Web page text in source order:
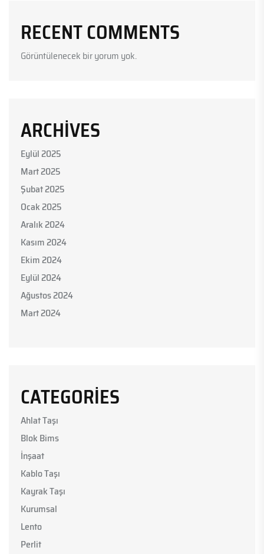
RECENT COMMENTS
Görüntülenecek bir yorum yok.
ARCHIVES
Eylül 2025
Mart 2025
Şubat 2025
Ocak 2025
Aralık 2024
Kasım 2024
Ekim 2024
Eylül 2024
Ağustos 2024
Mart 2024
CATEGORIES
Ahlat Taşı
Blok Bims
İnşaat
Kablo Taşı
Kayrak Taşı
Kurumsal
Lento
Perlit